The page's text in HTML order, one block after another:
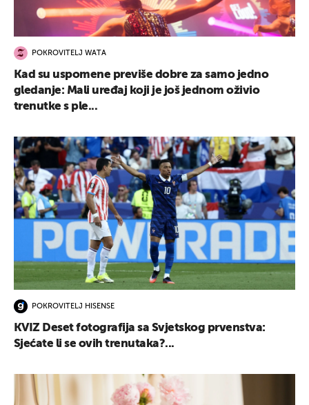
POKROVITELJ WATA
Kad su uspomene previše dobre za samo jedno
gledanje: Mali uređaj koji je još jednom oživio
trenutke s ple...
POKROVITELJ HISENSE
KVIZ Deset fotografija sa Svjetskog prvenstva:
Sjećate li se ovih trenutaka?...